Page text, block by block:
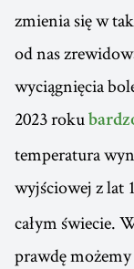
zmienia się w
od nas
wyciągnięcia
2023 roku
temperatura
wyjściowej z lat
całym świecie.
prawdę